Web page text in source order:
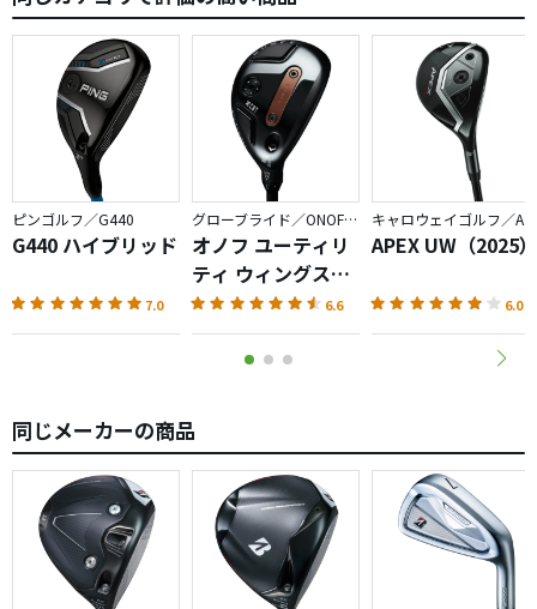
ピンゴルフ／G440
G440 ハイブリッド
7.0
グローブライド／ONOFF AKA
オノフ ユーティリ
ティ ウィングス
AKA（2026）
6.6
APEX UW（2025）
6.0
同じメーカーの商品